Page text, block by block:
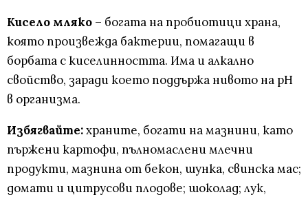
Кисело мляко – богата на пробиотици храна,
която произвежда бактерии, помагащи в
борбата с киселинността. Има и алкално
свойство, заради което поддържа нивото на pH
в организма.
Избягвайте:храните, богати на мазнини, като
пържени картофи, пълномаслени млечни
продукти, мазнина от бекон, шунка, свинска мас;
домати и цитрусови плодове; шоколад; лук,